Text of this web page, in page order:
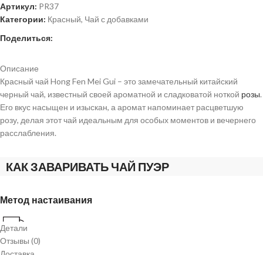
Артикул: PR37
Категории: Красный, Чай с добавками
Поделиться:
Описание
Красный чай Hong Fen Mei Gui – это замечательный китайский
черный чай, известный своей ароматной и сладковатой ноткой розы.
Его вкус насыщен и изыскан, а аромат напоминает расцветшую
розу, делая этот чай идеальным для особых моментов и вечернего
расслабления.
КАК ЗАВАРИВАТЬ ЧАЙ ПУЭР
Метод настаивания
Детали
Отзывы (0)